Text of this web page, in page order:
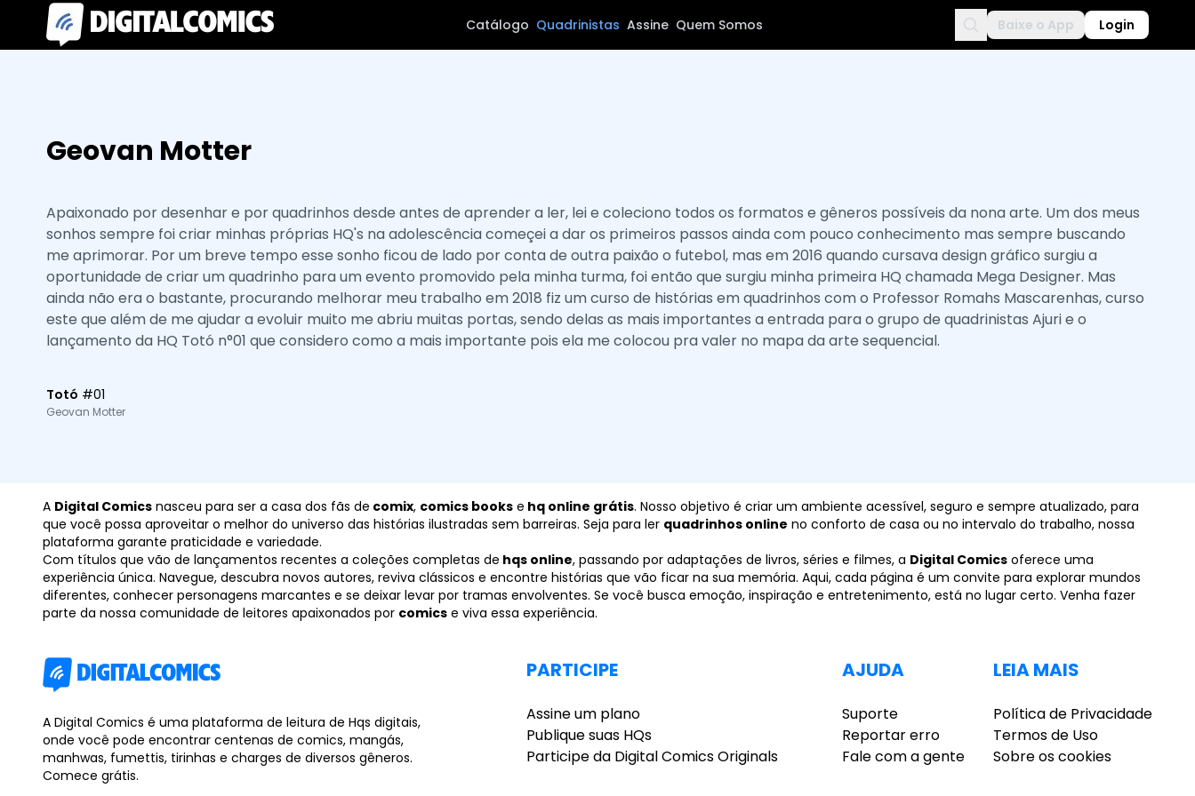
Catálogo Quadrinistas Assine Quem Somos Baixe o App Login
Geovan Motter
Apaixonado por desenhar e por quadrinhos desde antes de aprender a ler, lei e coleciono todos os formatos e gêneros possíveis da nona arte. Um dos meus
sonhos sempre foi criar minhas próprias HQ's na adolescência começei a dar os primeiros passos ainda com pouco conhecimento mas sempre buscando
me aprimorar. Por um breve tempo esse sonho ficou de lado por conta de outra paixão o futebol, mas em 2016 quando cursava design gráfico surgiu a
oportunidade de criar um quadrinho para um evento promovido pela minha turma, foi então que surgiu minha primeira HQ chamada Mega Designer. Mas
ainda não era o bastante, procurando melhorar meu trabalho em 2018 fiz um curso de histórias em quadrinhos com o Professor Romahs Mascarenhas, curso
este que além de me ajudar a evoluir muito me abriu muitas portas, sendo delas as mais importantes a entrada para o grupo de quadrinistas Ajuri e o
lançamento da HQ Totó n°01 que considero como a mais importante pois ela me colocou pra valer no mapa da arte sequencial.
Totó #01
Geovan Motter
A Digital Comics nasceu para ser a casa dos fãs de comix, comics books e hq online grátis. Nosso objetivo é criar um ambiente acessível, seguro e sempre atualizado, para
que você possa aproveitar o melhor do universo das histórias ilustradas sem barreiras. Seja para ler quadrinhos online no conforto de casa ou no intervalo do trabalho, nossa
plataforma garante praticidade e variedade.
Com títulos que vão de lançamentos recentes a coleções completas de hqs online, passando por adaptações de livros, séries e filmes, a Digital Comics oferece uma
experiência única. Navegue, descubra novos autores, reviva clássicos e encontre histórias que vão ficar na sua memória. Aqui, cada página é um convite para explorar mundos
diferentes, conhecer personagens marcantes e se deixar levar por tramas envolventes. Se você busca emoção, inspiração e entretenimento, está no lugar certo. Venha fazer
parte da nossa comunidade de leitores apaixonados por comics e viva essa experiência.
A Digital Comics é uma plataforma de leitura de Hqs digitais,
onde você pode encontrar centenas de comics, mangás,
manhwas, fumettis, tirinhas e charges de diversos gêneros.
Comece grátis.
PARTICIPE
Assine um plano
Publique suas HQs
Participe da Digital Comics Originals
AJUDA
Suporte
Reportar erro
Fale com a gente
LEIA MAIS
Política de Privacidade
Termos de Uso
Sobre os cookies